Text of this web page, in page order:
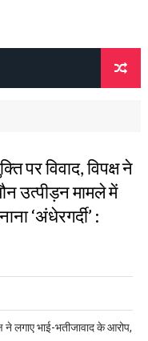
पर विवाद, विपक्ष ने
उत्पीड़न मामले में
‘अंधेरगर्दी’ :
ने लगाए भाई-भतीजावाद के आरोप,